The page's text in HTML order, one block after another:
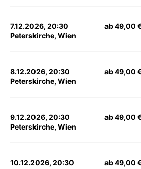
7.12.2026, 20:30
Peterskirche, Wien
ab 49,00
8.12.2026, 20:30
Peterskirche, Wien
ab 49,00
9.12.2026, 20:30
Peterskirche, Wien
ab 49,00
10.12.2026, 20:30
ab 49,00